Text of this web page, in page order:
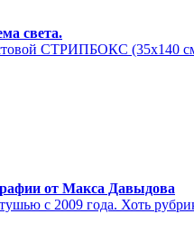
света.
СТРИПБОКС (35х140
от Макса Давыдова
с 2009 года. Хоть